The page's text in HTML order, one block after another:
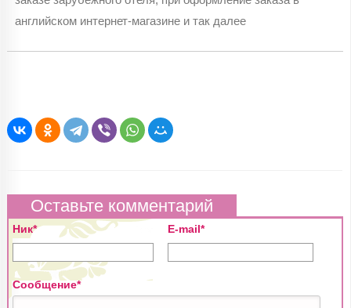
английском интернет-магазине и так далее
Оставьте комментарий
Ник* E-mail*
Сообщение*